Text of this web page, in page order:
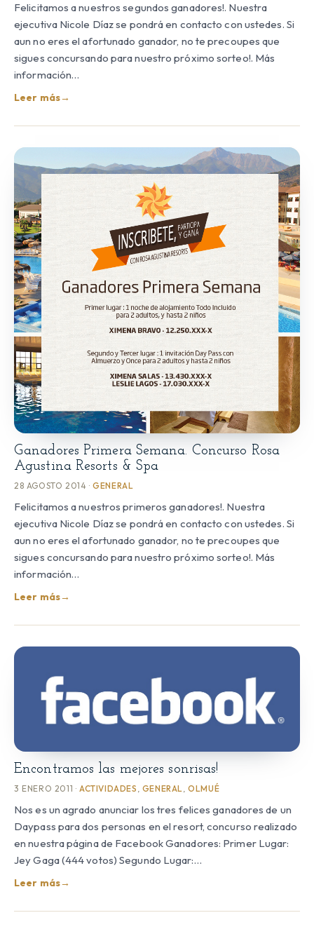
Felicitamos a nuestros segundos ganadores!. Nuestra
ejecutiva Nicole Díaz se pondrá en contacto con ustedes. Si
aun no eres el afortunado ganador, no te precoupes que
sigues concursando para nuestro próximo sorteo!. Más
información…
Leer más→
Ganadores Primera Semana. Concurso Rosa
Agustina Resorts & Spa
28 AGOSTO 2014 ·GENERAL
Felicitamos a nuestros primeros ganadores!. Nuestra
ejecutiva Nicole Díaz se pondrá en contacto con ustedes. Si
aun no eres el afortunado ganador, no te precoupes que
sigues concursando para nuestro próximo sorteo!. Más
información…
Leer más→
Encontramos las mejores sonrisas!
3 ENERO 2011 · ACTIVIDADES GENERAL ,OLMUÉ
Nos es un agrado anunciar los tres felices ganadores de un
Daypass para dos personas en el resort, concurso realizado
en nuestra página de Facebook Ganadores: Primer Lugar:
Jey Gaga (444 votos) Segundo Lugar:…
Leer más→